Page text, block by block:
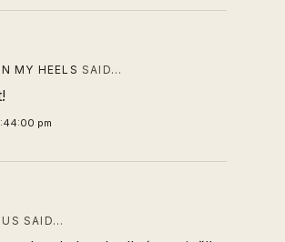
MY HEELS SAID…
pm
SAID…